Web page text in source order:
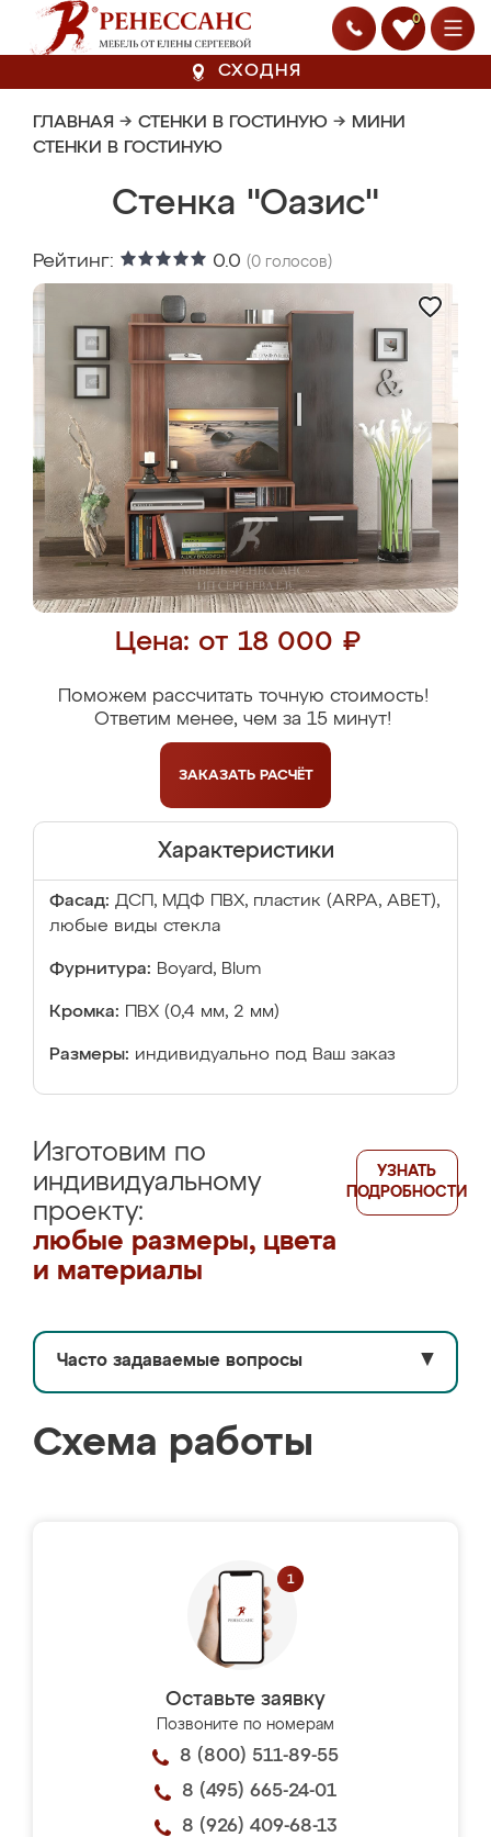
0
СХОДНЯ
ГЛАВНАЯ → СТЕНКИ В ГОСТИНУЮ → МИНИ
СТЕНКИ В ГОСТИНУЮ
Стенка "Оазис"
Рейтинг: 0.0 (0 голосов)
Цена: от 18 000 ₽
Поможем рассчитать точную стоимость!
Ответим менее, чем за 15 минут!
ЗАКАЗАТЬ РАСЧЁТ
Характеристики
Фасад: ДСП, МДФ ПВХ, пластик (ARPA, ABET),
любые виды стекла
Фурнитура: Boyard, Blum
Кромка: ПВХ (0,4 мм, 2 мм)
Размеры: индивидуально под Ваш заказ
Изготовим по
индивидуальному
проекту:
любые размеры, цвета
и материалы
УЗНАТЬ
ПОДРОБНОСТИ
Часто задаваемые вопросы ▼
Схема работы
Оставьте заявку
Позвоните по номерам
8 (800) 511-89-55
8 (495) 665-24-01
8 (926) 409-68-13